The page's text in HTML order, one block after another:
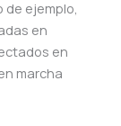
ejemplo,
en
en
marcha